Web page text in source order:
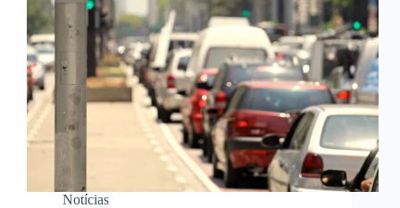
Notícias